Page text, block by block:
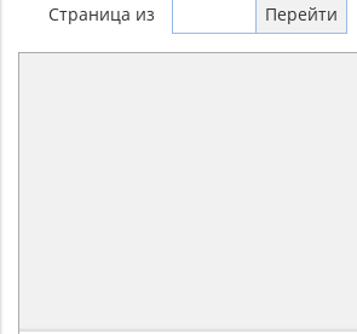
Страница из